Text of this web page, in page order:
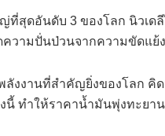
ที่สุดอันดับ 3 ของโลก นิวเด
ความปั่นป่วนจากความขัดแ
งงานที่สำคัญยิ่งของโลก คิ
นี้ ทำให้ราคาน้ำมันพุ่งทะยาน